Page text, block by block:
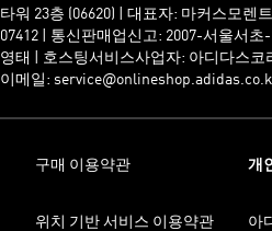
타워 23층 (06620) | 대표자: 마커스모렌
07412 | 통신판매업신고: 2007-서울서
영태 | 호스팅서비스사업자: 아디다스코
이메일:
구매 이용약관 개
위치 기반 서비스 이용약관 아